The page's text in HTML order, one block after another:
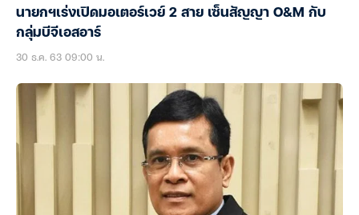
นายกฯเร่งเปิดมอเตอร์เวย์ 2 สาย เซ็นสัญญา O&M กับ
กลุ่มบีจีเอสอาร์
30 ธ.ค. 63 09:00 น.